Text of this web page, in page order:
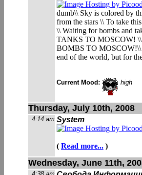
dumb\\ Sky is colored by
from the stars \\ To take
\\ Waiting for bombs and
TANKS TO MOSCOW! \\
BOMBS TO MOSCOW!\\
end of the world, but for
Current Mood: high
Thursday, July 10th, 2008
4:14 am System
( Read more... )
Wednesday, June 11th,